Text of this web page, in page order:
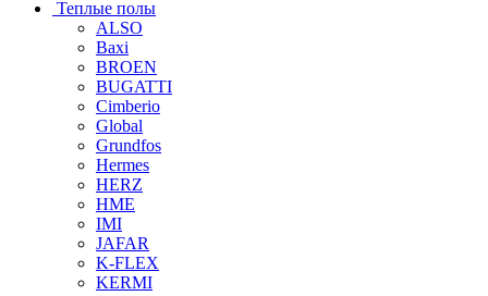
Теплые полы
ALSO
Baxi
BROEN
BUGATTI
Cimberio
Global
Grundfos
Hermes
HERZ
HME
IMI
JAFAR
K-FLEX
KERMI